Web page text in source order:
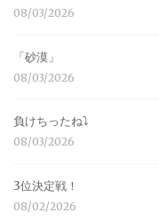
08/03/2026
「砂漠」
08/03/2026
負けちったね⤵︎
08/03/2026
3位決定戦！
08/02/2026